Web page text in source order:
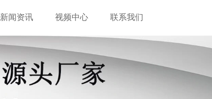
新闻资讯 视频中心 联系我们